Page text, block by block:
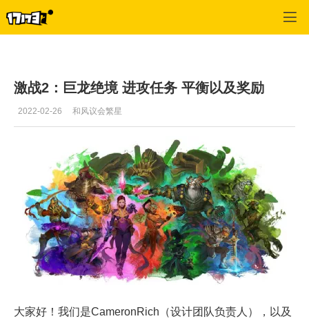
激战2：巨龙绝境 进攻任务 平衡以及奖励
2022-02-26 和风议会繁星
大家好！我们是CameronRich（设计团队负责人），以及